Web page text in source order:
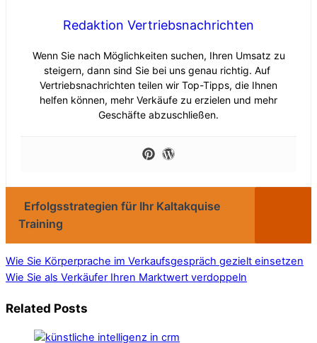
Redaktion Vertriebsnachrichten
Wenn Sie nach Möglichkeiten suchen, Ihren Umsatz zu
steigern, dann sind Sie bei uns genau richtig. Auf
Vertriebsnachrichten teilen wir Top-Tipps, die Ihnen
helfen können, mehr Verkäufe zu erzielen und mehr
Geschäfte abzuschließen.
Erfolgsstrategien für Ihr Kaltakquise
Training
Wie Sie Körperprache im Verkaufsgespräch gezielt einsetzen
Wie Sie als Verkäufer Ihren Marktwert verdoppeln
Related Posts